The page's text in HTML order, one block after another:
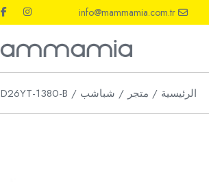
the
info@mammamia.com.tr
الرئيسية متجر شباشب D26YT-1380-B